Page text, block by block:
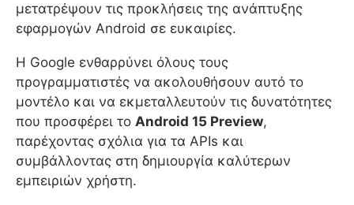
μετατρέψουν τις προκλήσεις της ανάπτυξης
εφαρμογών Android σε ευκαιρίες.
Η Google ενθαρρύνει όλους τους
προγραμματιστές να ακολουθήσουν αυτό το
μοντέλο και να εκμεταλλευτούν τις δυνατότητες
που προσφέρει το Android 15 Preview,
παρέχοντας σχόλια για τα APIs και
συμβάλλοντας στη δημιουργία καλύτερων
εμπειριών χρήστη.